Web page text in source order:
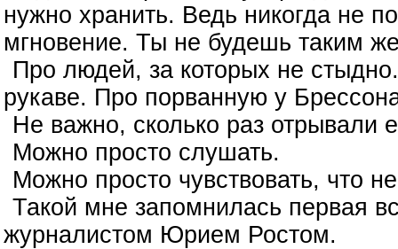
нужно хранить. Ведь никогда не
мгновение. Ты не будешь таким
Про людей, за которых не
рукаве. Про порванную у
Не важно, сколько раз отрывали
Можно просто слушать.
Можно просто чувствовать, что
Такой мне запомнилась первая
журналистом Юрием Ростом.